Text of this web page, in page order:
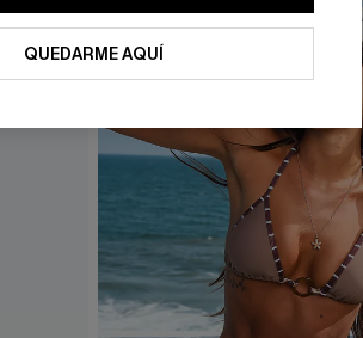
QUEDARME AQUÍ